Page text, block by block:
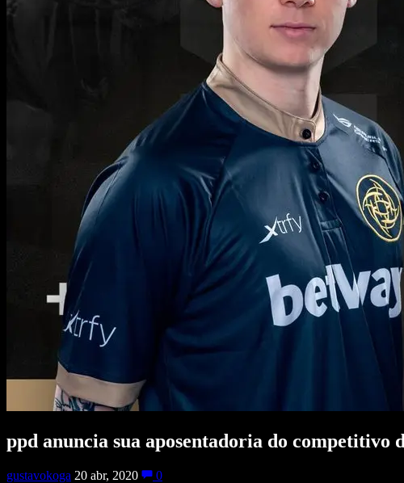
ppd anuncia sua aposentadoria do competitivo
gustavokoga 20 abr, 2020
0